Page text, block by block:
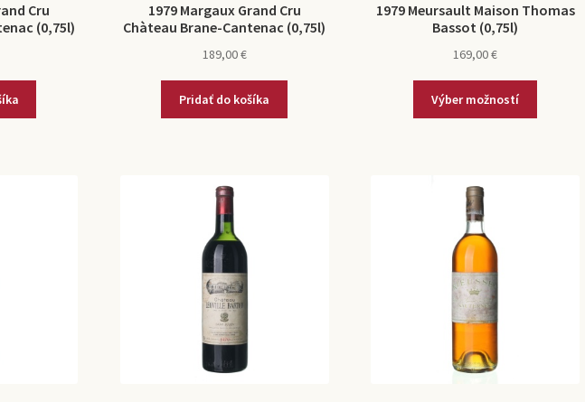
Cru
(0,75l)
1979 Margaux Grand Cru
Chàteau Brane-Cantenac (0,75l)
189,00€
Pridať do košíka
1979 Meursault Maison Thomas
Bassot (0,75l)
169,00€
Výber možností